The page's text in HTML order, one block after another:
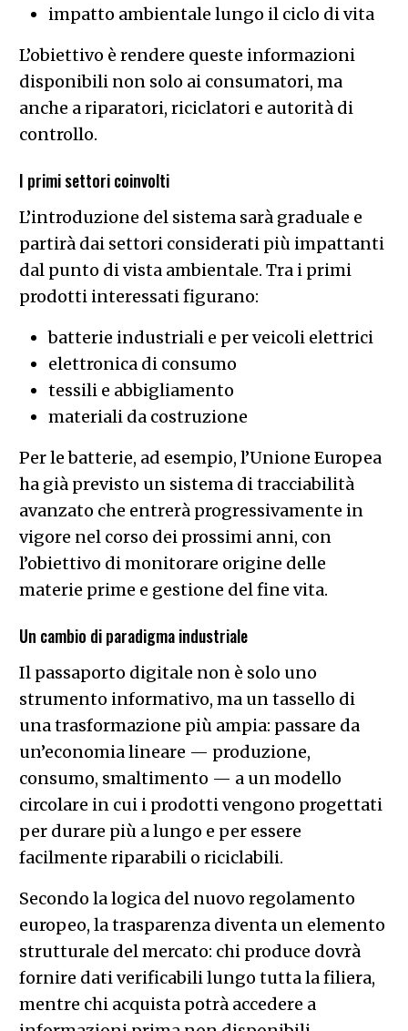
impatto ambientale lungo il ciclo di vita
L’obiettivo è rendere queste informazioni
disponibili non solo ai consumatori, ma
anche a riparatori, riciclatori e autorità di
controllo.
I primi settori coinvolti
L’introduzione del sistema sarà graduale e
partirà dai settori considerati più impattanti
dal punto di vista ambientale. Tra i primi
prodotti interessati figurano:
batterie industriali e per veicoli elettrici
elettronica di consumo
tessili e abbigliamento
materiali da costruzione
Per le batterie, ad esempio, l’Unione Europea
ha già previsto un sistema di tracciabilità
avanzato che entrerà progressivamente in
vigore nel corso dei prossimi anni, con
l’obiettivo di monitorare origine delle
materie prime e gestione del fine vita.
Un cambio di paradigma industriale
Il passaporto digitale non è solo uno
strumento informativo, ma un tassello di
una trasformazione più ampia: passare da
un’economia lineare — produzione,
consumo, smaltimento — a un modello
circolare in cui i prodotti vengono progettati
per durare più a lungo e per essere
facilmente riparabili o riciclabili.
Secondo la logica del nuovo regolamento
europeo, la trasparenza diventa un elemento
strutturale del mercato: chi produce dovrà
fornire dati verificabili lungo tutta la filiera,
mentre chi acquista potrà accedere a